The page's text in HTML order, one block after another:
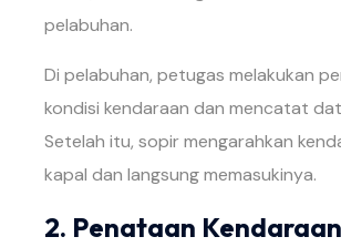
pelabuhan.
Di pelabuhan, petugas melakukan
kondisi kendaraan dan mencatat
Setelah itu, sopir mengarahkan
kapal dan langsung memasukinya.
2. Penataan